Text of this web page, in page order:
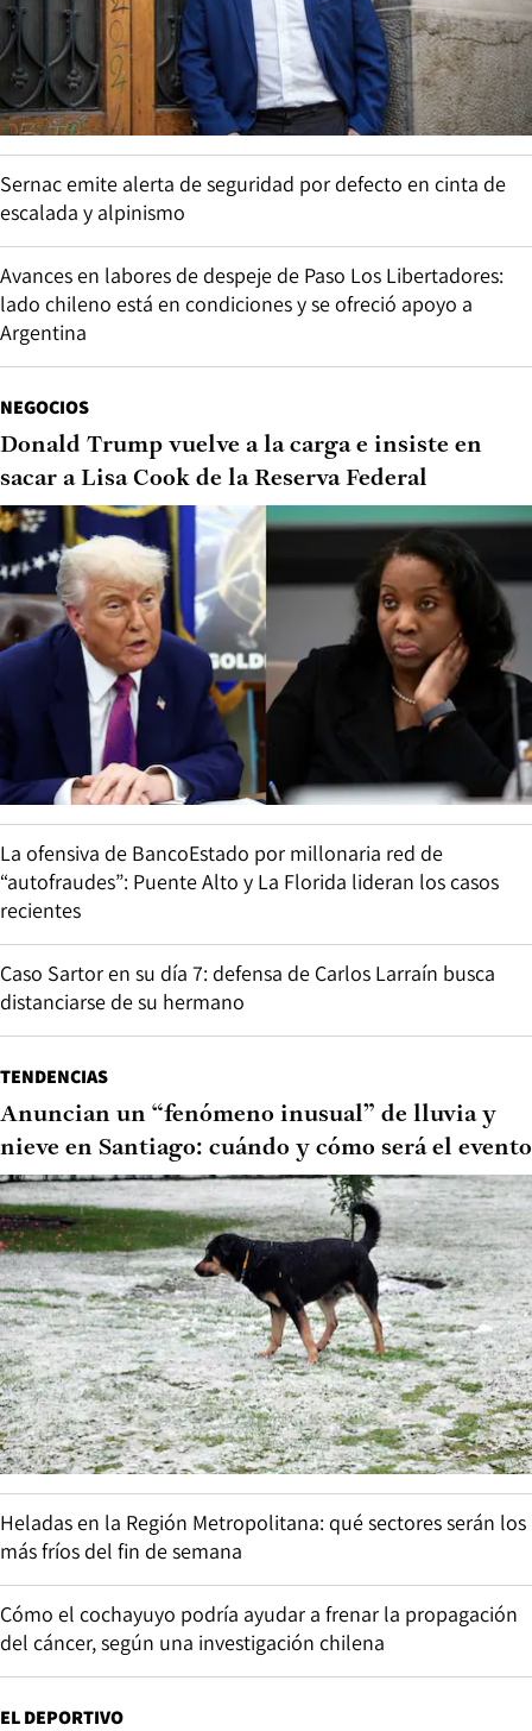
Sernac emite alerta de seguridad por defecto en cinta de
escalada y alpinismo
Avances en labores de despeje de Paso Los Libertadores:
lado chileno está en condiciones y se ofreció apoyo a
Argentina
NEGOCIOS
Donald Trump vuelve a la carga e insiste en
sacar a Lisa Cook de la Reserva Federal
La ofensiva de BancoEstado por millonaria red de
“autofraudes”: Puente Alto y La Florida lideran los casos
recientes
Caso Sartor en su día 7: defensa de Carlos Larraín busca
distanciarse de su hermano
TENDENCIAS
Anuncian un “fenómeno inusual” de lluvia y
nieve en Santiago: cuándo y cómo será el evento
Heladas en la Región Metropolitana: qué sectores serán los
más fríos del fin de semana
Cómo el cochayuyo podría ayudar a frenar la propagación
del cáncer, según una investigación chilena
EL DEPORTIVO